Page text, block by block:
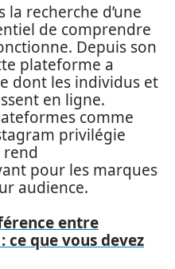
la recherche d’une
de comprendre
Depuis son
plateforme a
dont les individus et
en ligne.
comme
privilégie
rend
pour les marques
audience.
entre
que vous devez